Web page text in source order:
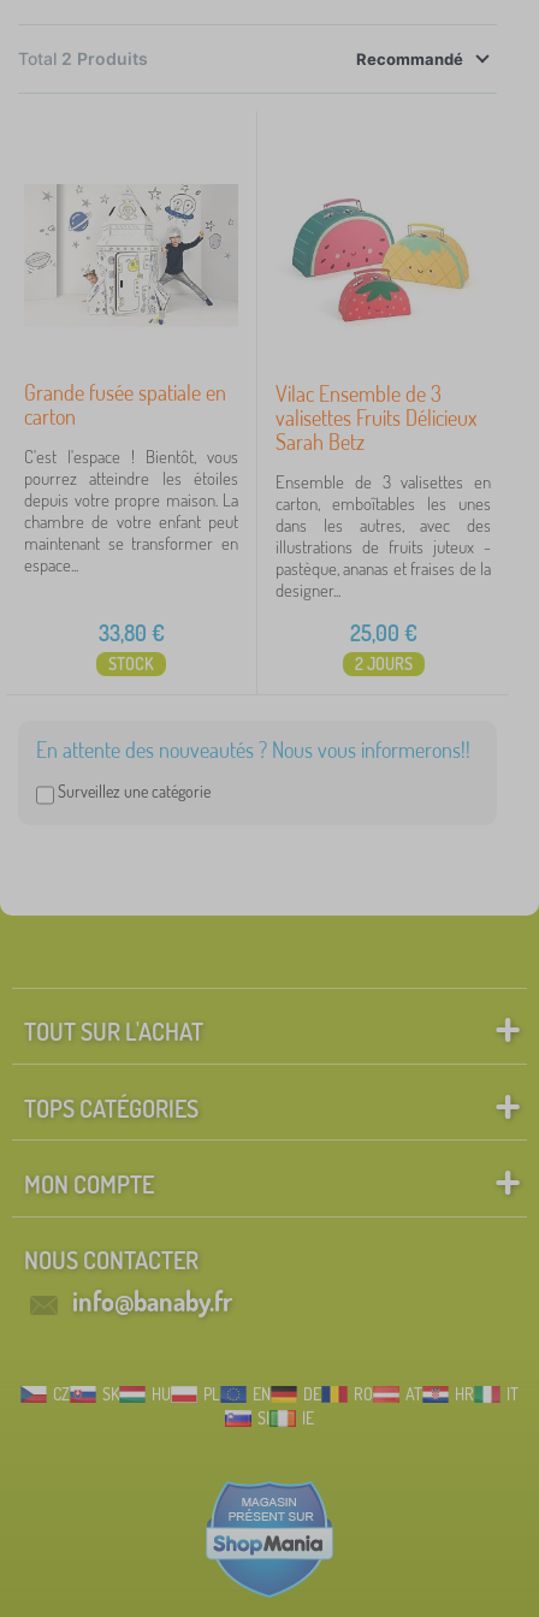
l'environnement.
25 €34 €
Rechercher dans les filtres
Annuler FILTRATION
Total 2 Produits
Recommandé
Grande fusée spatiale en
carton
C'est l'espace ! Bientôt, vous
pourrez atteindre les étoiles
depuis votre propre maison. La
chambre de votre enfant peut
maintenant se transformer en
espace...
33,80 €
STOCK
Vilac Ensemble de 3
valisettes Fruits Délicieux
Sarah Betz
Ensemble de 3 valisettes en
carton, emboîtables les unes
dans les autres, avec des
illustrations de fruits juteux -
pastèque, ananas et fraises de la
designer...
25,00 €
2 JOURS
En attente des nouveautés ? Nous vous informerons!!
Surveillez une catégorie
TOUT SUR L'ACHAT
TOPS CATÉGORIES
MON COMPTE
NOUS CONTACTER
info@banaby.fr
CZ SK HU PL EN DE RO AT HR
IT
SI
IE